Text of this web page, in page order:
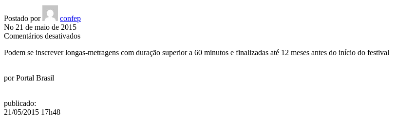
Postado por
confep
No 21 de maio de 2015
Comentários desativadosem
abertas
Podem se inscrever longas-metragens com duração superior a 60 minutos e finalizadas até 12 meses antes do início do festival
porPortal Brasil
publicado:
21/05/2015 17h48